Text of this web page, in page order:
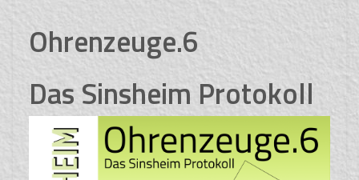
Ohrenzeuge.6
Das Sinsheim Protokoll